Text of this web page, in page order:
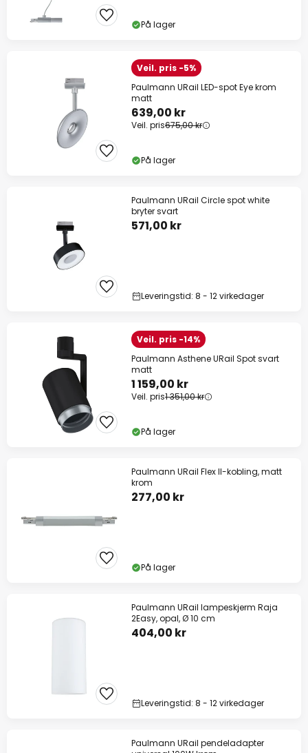
På lager
Veil. pris -5%
Paulmann URail LED-spot Eye krom
matt
639,00 kr
Veil. pris675,00 kr
På lager
Paulmann URail Circle spot white
bryter svart
571,00 kr
Leveringstid: 8 - 12 virkedager
Veil. pris -14%
Paulmann Asthene URail Spot svart
matt
1 159,00 kr
Veil. pris1 351,00 kr
På lager
Paulmann URail Flex II-kobling, matt
krom
277,00 kr
På lager
Paulmann URail lampeskjerm Raja
2Easy, opal, Ø 10 cm
404,00 kr
Leveringstid: 8 - 12 virkedager
Paulmann URail pendeladapter